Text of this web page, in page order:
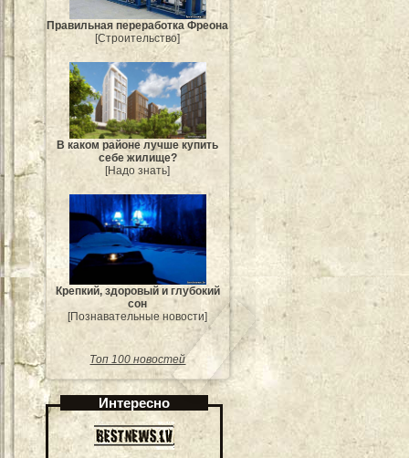
Правильная переработка Фреона
[Строительство]
В каком районе лучше купить
себе жилище?
[Надо знать]
Крепкий, здоровый и глубокий
сон
[Познавательные новости]
Топ 100 новостей
Интересно